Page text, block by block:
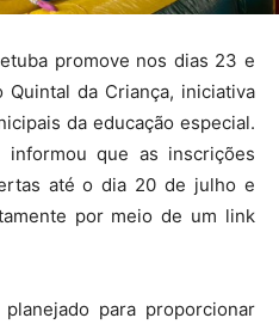
promove nos dias 23 e
da Criança, iniciativa
da educação especial.
informou que as inscrições
até o dia 20 de julho e
por meio de um link
para proporcionar